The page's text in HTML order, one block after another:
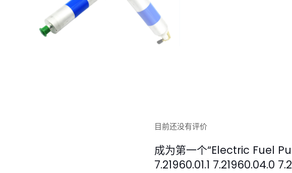
目前还没有评价
成为第一个“Electric Fuel
7.21960.01.1 7.21960.04.0